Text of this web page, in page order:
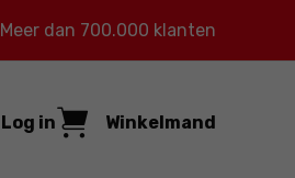
Meer dan 700.000 klanten
Log in Winkelmand